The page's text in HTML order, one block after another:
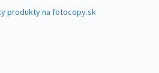
produkty na fotocopy.sk